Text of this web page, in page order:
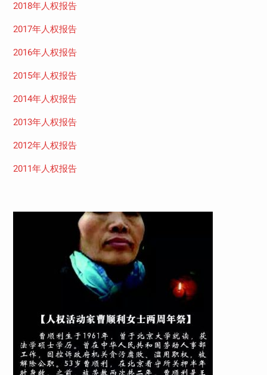
2018年人权报告
2017年人权报告
2016年人权报告
2015年人权报告
2014年人权报告
2013年人权报告
2012年人权报告
2011年人权报告